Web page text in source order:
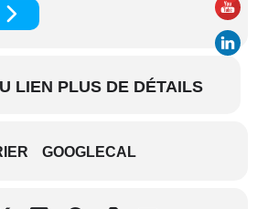
LIEN PLUS DE DÉTAILS
GOOGLECAL